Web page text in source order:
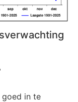
goed in te